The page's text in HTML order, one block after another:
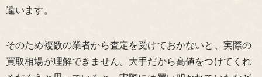
違います。
そのため複数の業者から査定を受けておかないと、実際の
買取相場が理解できません。大手だから高値をつけてくれ